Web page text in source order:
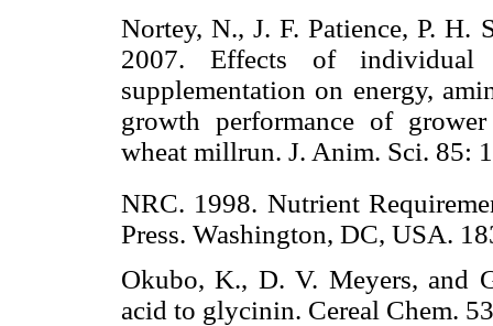
Nortey, N., J. F. Patience, P.
2007. Effects of individual
supplementation on energy,
growth performance of
wheat millrun. J. Anim. Sci.
NRC. 1998. Nutrient
Press. Washington, DC,
Okubo, K., D. V. Meyers, and
acid to glycinin. Cereal